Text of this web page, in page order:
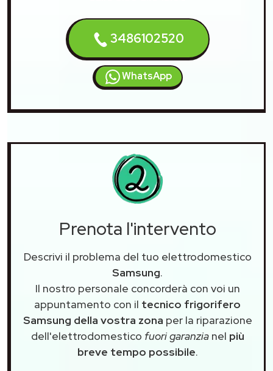
3486102520
WhatsApp
Prenota l'intervento
Descrivi il problema del tuo elettrodomestico
Samsung.
Il nostro personale concorderà con voi un
appuntamento con il tecnico frigorifero
Samsung della vostra zona per la riparazione
dell'elettrodomestico fuori garanzianel più
breve tempo possibile.